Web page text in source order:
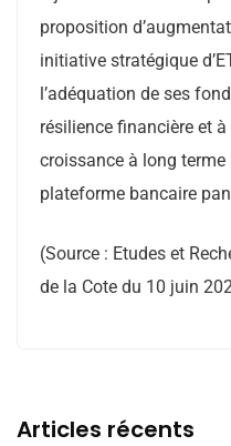
proposition
initiative stratégique
l’adéquation de ses
résilience financière et
croissance à long terme
plateforme bancaire
(Source : Etudes et
de la Cote du 10 juin
Articles récents